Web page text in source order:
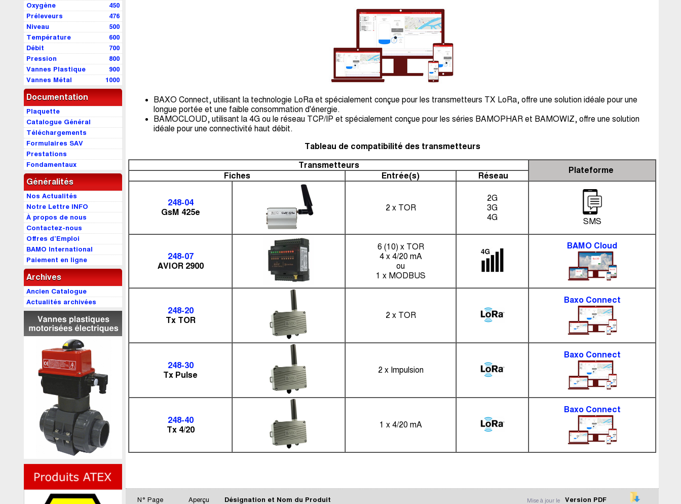
450
Oxygène
476
Préleveurs
500
Niveau
600
Température
700
Débit
800
Pression
900
Vannes Plastique
1000
Vannes Métal
Documentation
Plaquette
Catalogue Général
Téléchargements
Formulaires SAV
Prestations
Fondamentaux
Généralités
Nos Actualités
Notre Lettre INFO
À propos de nous
Contactez-nous
Offres d’Emploi
BAMO International
Paiement en ligne
Archives
Ancien Catalogue
Actualités archivées
BAXO Connect, utilisant la technologie LoRa et spécialement conçue pour les transmetteurs TX LoRa, offre une solution idéale pour une
longue portée et une faible consommation d'énergie.
BAMOCLOUD, utilisant la 4G ou le réseau TCP/IP et spécialement conçue pour les séries BAMOPHAR et BAMOWIZ, offre une solution
idéale pour une connectivité haut débit.
Tableau de compatibilité des transmetteurs
Transmetteurs
Plateforme
Fiches Entrée(s) Réseau
248-04
GsM 425e
2 x TOR
2G
3G
4G
SMS
248-07
AVIOR 2900
6 (10) x TOR
4 x 4/20 mA
ou
1 x MODBUS
BAMO Cloud
248-20
Tx TOR
2 x TOR
Baxo Connect
248-30
Tx Pulse
2 x Impulsion
Baxo Connect
248-40
Tx 4/20
1 x 4/20 mA
Baxo Connect
N° Page Aperçu Désignation et Nom du Produit Mise à jour le Version PDF